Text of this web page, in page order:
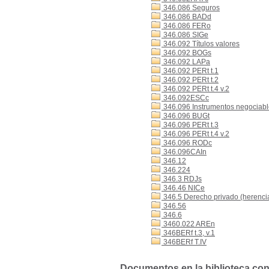
346.086 Seguros
346.086 BADd
346.086 FERo
346.086 SIGe
346.092 Títulos valores
346.092 BOGs
346.092 LAPa
346.092 PERt t.1
346.092 PERt t.2
346.092 PERt t.4 v.2
346.092ESCc
346.096 Instrumentos
346.096 BUGt
346.096 PERt t.3
346.096 PERt t.4 v.2
346.096 RODc
346.096CAIn
346.12
346.224
346.3 RDJs
346.46 NICe
346.5 Derecho privado
346.56
346.6
3460.022 AREn
346BERf t.3, v.1
346BERf T.IV